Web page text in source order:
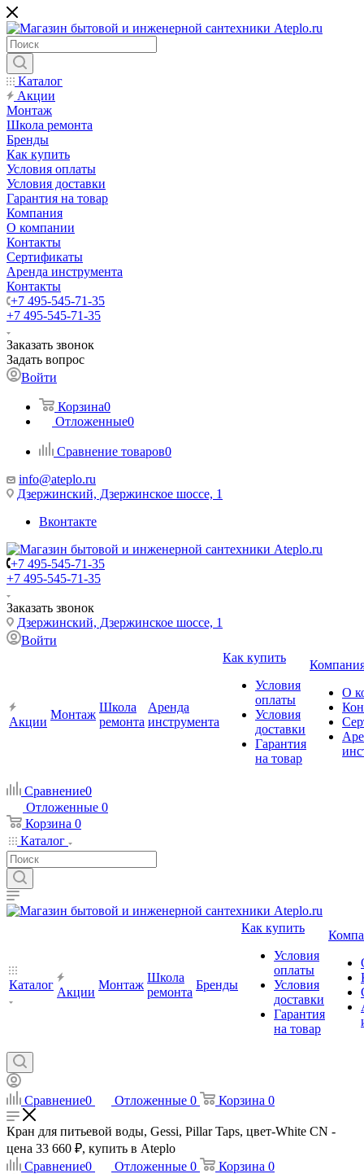
Каталог
Акции
Монтаж
Школа ремонта
Бренды
Как купить
Условия оплаты
Условия доставки
Гарантия на товар
Компания
О компании
Контакты
Сертификаты
Аренда инструмента
Контакты
+7 495-545-71-35
+7 495-545-71-35
Заказать звонок
Задать вопрос
Войти
Корзина0
Отложенные0
Сравнение товаров0
info@ateplo.ru
Дзержинский, Дзержинское шоссе, 1
Вконтакте
+7 495-545-71-35
+7 495-545-71-35
Заказать звонок
Дзержинский, Дзержинское шоссе, 1
Войти
Акции
Монтаж
Школа
ремонта
Аренда
инструмента
Как купить
Условия
оплаты
Условия
доставки
Гарантия
на товар
О
Сравнение0
Отложенные 0
Корзина 0
Каталог
Каталог
Акции
Монтаж
Школа
ремонта
Бренды
Как купить
Условия
оплаты
Условия
доставки
Гарантия
на товар
Сравнение0 Отложенные 0 Корзина 0
Кран для питьевой воды, Gessi, Pillar Taps, цвет-White CN -
цена 33 660 ₽, купить в Ateplo
Сравнение0 Отложенные 0 Корзина 0